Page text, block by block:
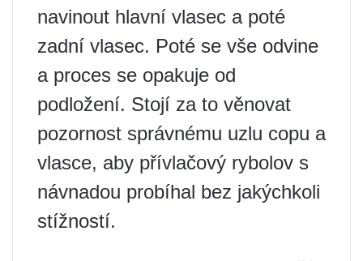
navinout hlavní vlasec a poté
zadní vlasec. Poté se vše odvine
a proces se opakuje od
podložení. Stojí za to věnovat
pozornost správnému uzlu copu a
vlasce, aby přívlačový rybolov s
návnadou probíhal bez jakýchkoli
stížností.